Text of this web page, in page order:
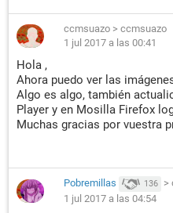
ccmsuazo > ccmsuazo
1 jul 2017 a las 00:41
Hola ,
Ahora puedo ver las
Algo es algo, también
Player y en Mosilla Firefox
Muchas gracias por vuestra
Pobremillas 136 >
1 jul 2017 a las 04:54